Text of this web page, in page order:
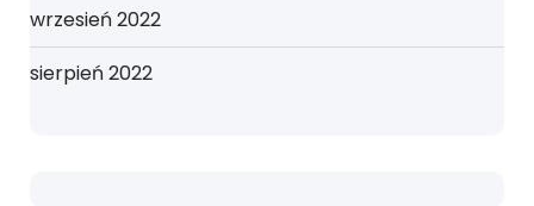
wrzesień 2022
sierpień 2022